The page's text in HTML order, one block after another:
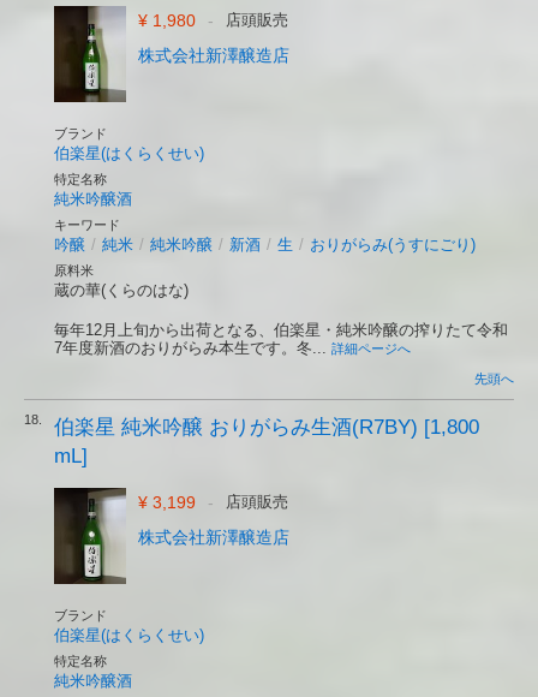
¥ 1,980 - 店頭販売
株式会社新澤醸造店
ブランド
伯楽星(はくらくせい)
特定名称
純米吟醸酒
キーワード
吟醸 / 純米 / 純米吟醸 / 新酒 / 生 / おりがらみ(うすにごり)
原料米
蔵の華(くらのはな)
毎年12月上旬から出荷となる、伯楽星・純米吟醸の搾りたて令和
7年度新酒のおりがらみ本生です。冬... 詳細ページへ
先頭へ
18.
伯楽星 純米吟醸 おりがらみ生酒(R7BY) [1,800
mL]
¥ 3,199 - 店頭販売
株式会社新澤醸造店
ブランド
伯楽星(はくらくせい)
特定名称
純米吟醸酒